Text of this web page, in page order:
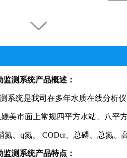
测系统产品概述：
系统是我司在多年水质在线分析
美市面上常规四平方水站、八平
氮、q氮、 CODcr、总磷、总氮、
测系统产品特点：